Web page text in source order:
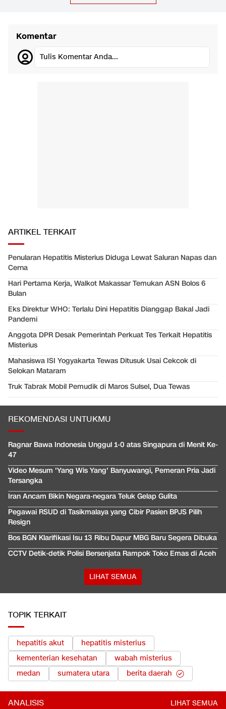
Komentar
Tulis Komentar Anda...
ARTIKEL TERKAIT
Penularan Hepatitis Misterius Diduga Lewat Saluran Napas dan
Cerna
Hari Pertama Kerja, Walkot Makassar Temukan ASN Bolos 6
Bulan
Eks Direktur WHO: Terlalu Dini Hepatitis Dianggap Bakal Jadi
Pandemi
Anggota DPR Desak Pemerintah Perkuat Tes Terkait Hepatitis
Misterius
Mahasiswa ISI Yogyakarta Tewas Ditusuk Usai Cekcok di
Selokan Mataram
Truk Tabrak Mobil Pemudik di Maros Sulsel, Dua Tewas
REKOMENDASI UNTUKMU
Ragnar Bawa Indonesia Unggul 1-0 atas Singapura di Menit Ke-
47
Video Mesum 'Yang Wis Yang' Banyuwangi, Pemeran Pria Jadi
Tersangka
Iran Ancam Bikin Negara-negara Teluk Gelap Gulita
Pegawai RSUD di Tasikmalaya yang Cibir Pasien BPJS Pilih
Resign
Bos BGN Klarifikasi Isu 13 Ribu Dapur MBG Baru Segera Dibuka
CCTV Detik-detik Polisi Bersenjata Rampok Toko Emas di Aceh
LIHAT SEMUA
TOPIK TERKAIT
hepatitis akut
hepatitis misterius
kementerian kesehatan
wabah misterius
medan
sumatera utara berita daerah
ANALISIS LIHAT SEMUA